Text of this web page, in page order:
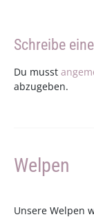
Schreibe
Du musst
abzugeben.
Welpen
Unsere Welpen